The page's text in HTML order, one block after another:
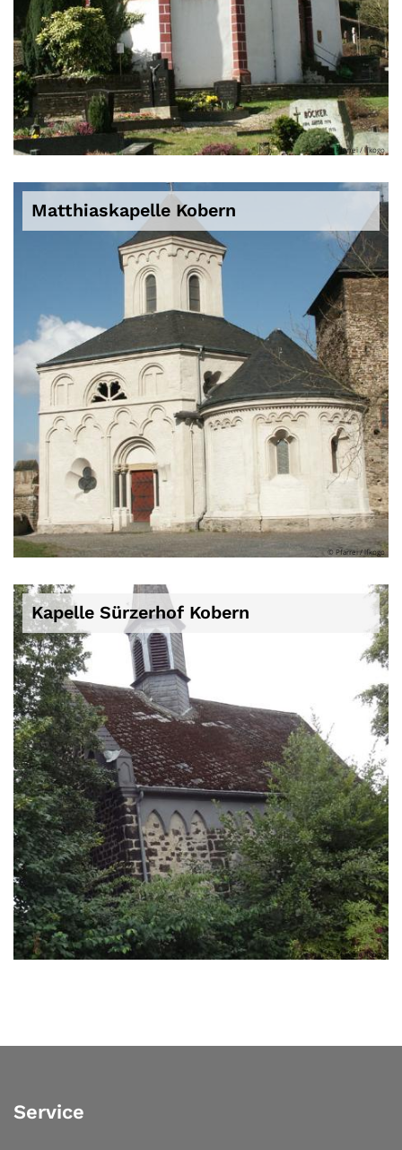
© Pfarrei / lfkogo
Matthiaskapelle Kobern
© Pfarrei / lfkogo
Kapelle Sürzerhof Kobern
© Pfarrei / lfkogo
Service